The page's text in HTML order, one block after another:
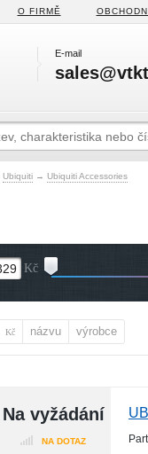
O FIRMĚ
E-mail
Ubiquiti → Ubiquiti Accessories
Kč
Kč názvu výrobce
Na vyžádání
NA DOTAZ